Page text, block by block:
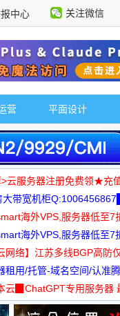
中心 关注微信
营 平面设计
云服务器注册免费领★充
大带宽机柜Q:1006456867█
海外VPS,服务器低至
海外VPS,服务器低至
网络】江苏多线BGP高防
租用/托管-域名空间/认准
云▉ChatGPT专用服务器